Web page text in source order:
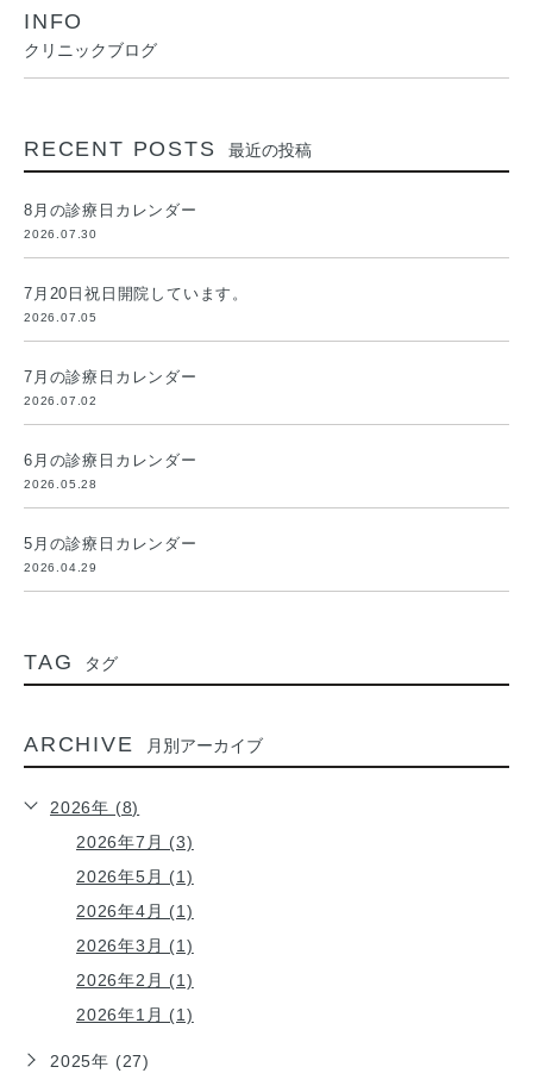
INFO
クリニックブログ
RECENT POSTS 最近の投稿
8月の診療日カレンダー
2026.07.30
7月20日祝日開院しています。
2026.07.05
7月の診療日カレンダー
2026.07.02
6月の診療日カレンダー
2026.05.28
5月の診療日カレンダー
2026.04.29
TAG タグ
ARCHIVE 月別アーカイブ
2026年 (8)
2026年7月 (3)
2026年5月 (1)
2026年4月 (1)
2026年3月 (1)
2026年2月 (1)
2026年1月 (1)
2025年 (27)